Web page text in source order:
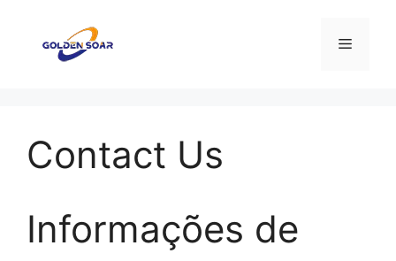
Menu
Contact Us
Informações de